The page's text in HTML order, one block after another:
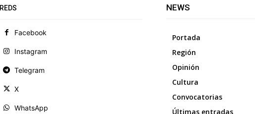
REDS
Facebook
Instagram
Telegram
X
WhatsApp
NEWS
Portada
Región
Opinión
Cultura
Convocatorias
Últimas entradas